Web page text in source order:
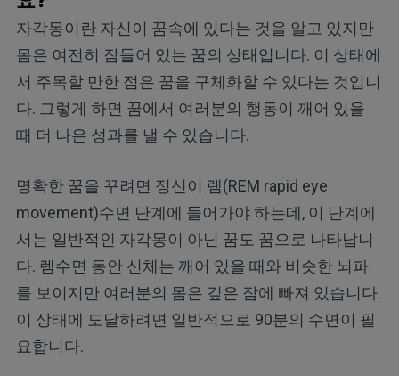
자각몽이란 자신이 꿈속에 있다는 것을 알고 있지만
몸은 여전히 잠들어 있는 꿈의 상태입니다. 이 상태에
서 주목할 만한 점은 꿈을 구체화할 수 있다는 것입니
다. 그렇게 하면 꿈에서 여러분의 행동이 깨어 있을
때 더 나은 성과를 낼 수 있습니다.
명확한 꿈을 꾸려면 정신이 렘(REM rapid eye
movement)수면 단계에 들어가야 하는데, 이 단계에
서는 일반적인 자각몽이 아닌 꿈도 꿈으로 나타납니
다. 렘수면 동안 신체는 깨어 있을 때와 비슷한 뇌파
를 보이지만 여러분의 몸은 깊은 잠에 빠져 있습니다.
이 상태에 도달하려면 일반적으로 90분의 수면이 필
요합니다.